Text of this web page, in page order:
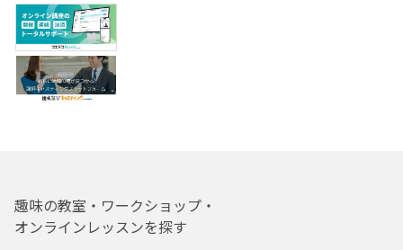
趣味の教室・ワークショップ・
オンラインレッスンを探す